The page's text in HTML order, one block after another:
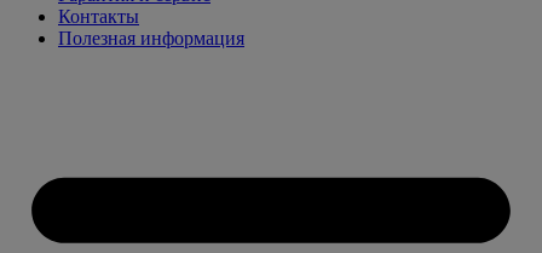
Контакты
Полезная информация